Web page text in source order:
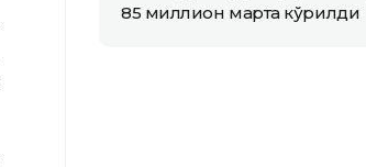
85 миллион марта кўрилди